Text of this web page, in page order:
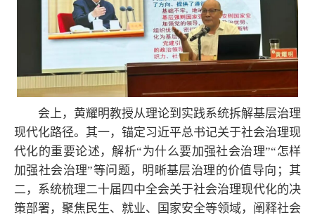
会上，黄耀明教授从理论到实践系统拆解基层治理
现代化路径。其一，锚定习近平总书记关于社会治理现
代化的重要论述，解析“为什么要加强社会治理”“怎样
加强社会治理”等问题，明晰基层治理的价值导向；其
二，系统梳理二十届四中全会关于社会治理现代化的决
策部署，聚焦民生、就业、国家安全等领域，阐释社会